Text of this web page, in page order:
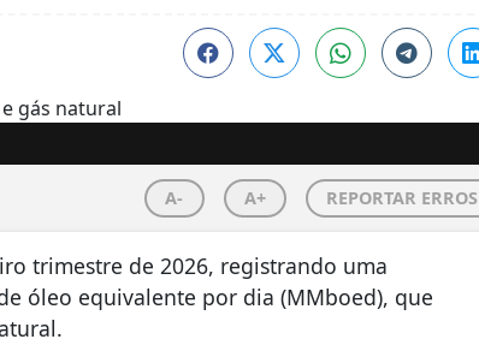
A- A+ REPORTAR ERROS
trimestre de 2026, registrando uma
óleo equivalente por dia (MMboed), que